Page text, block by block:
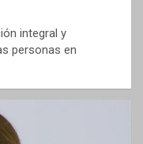
integral y
personas en